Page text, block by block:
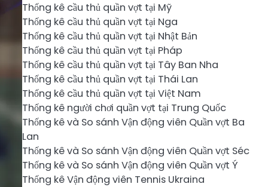
Thống kê cầu thủ quần vợt tại Mỹ
Thống kê cầu thủ quần vợt tại Nga
Thống kê cầu thủ quần vợt tại Nhật Bản
Thống kê cầu thủ quần vợt tại Pháp
Thống kê cầu thủ quần vợt tại Tây Ban Nha
Thống kê cầu thủ quần vợt tại Thái Lan
Thống kê cầu thủ quần vợt tại Việt Nam
Thống kê người chơi quần vợt tại Trung Quốc
Thống kê và So sánh Vận động viên Quần vợt Ba
Lan
Thống kê và So sánh Vận động viên Quần vợt Séc
Thống kê và So sánh Vận động viên Quần vợt Ý
Thống kê Vận động viên Tennis Ukraina